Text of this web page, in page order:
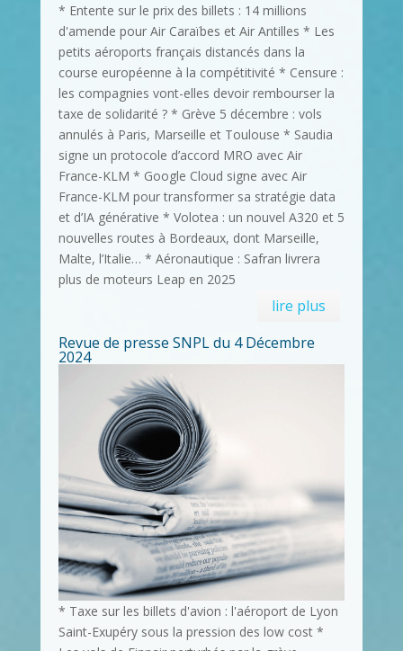
* Entente sur le prix des billets : 14 millions
d'amende pour Air Caraïbes et Air Antilles * Les
petits aéroports français distancés dans la
course européenne à la compétitivité * Censure :
les compagnies vont-elles devoir rembourser la
taxe de solidarité ? * Grève 5 décembre : vols
annulés à Paris, Marseille et Toulouse * Saudia
signe un protocole d’accord MRO avec Air
France-KLM * Google Cloud signe avec Air
France-KLM pour transformer sa stratégie data
et d’IA générative * Volotea : un nouvel A320 et 5
nouvelles routes à Bordeaux, dont Marseille,
Malte, l’Italie… * Aéronautique : Safran livrera
plus de moteurs Leap en 2025
lire plus
Revue de presse SNPL du 4 Décembre
2024
* Taxe sur les billets d'avion : l'aéroport de Lyon
Saint-Exupéry sous la pression des low cost *